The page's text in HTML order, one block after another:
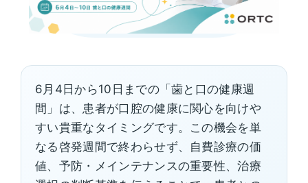
6月4日から10日までの「歯と口の健康週
間」は、患者が口腔の健康に関心を向けや
すい貴重なタイミングです。この機会を単
なる啓発週間で終わらせず、自費診療の価
値、予防・メインテナンスの重要性、治療